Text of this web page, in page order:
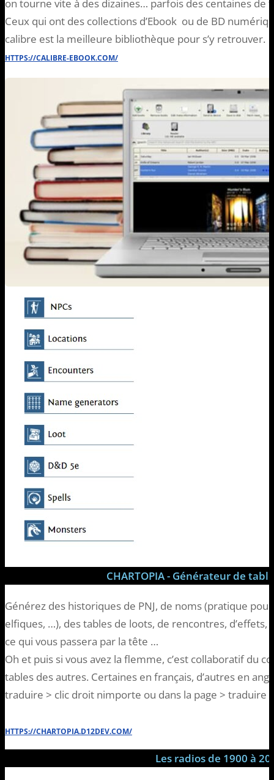
on tourne vite à des dizaines… parfois des centaines de
Ceux qui ont des collections d’Ebook ou de BD
calibre est la meilleure bibliothèque pour s’y retrouver.
HTTPS://CALIBRE-EBOOK.COM/
CHARTOPIA - Générateur de
Générez des historiques de PNJ, de noms (pratique
elfiques, …), des tables de loots, de rencontres,
ce qui vous passera par la tête …
Oh et puis si vous avez la flemme, c’est collaboratif du
tables des autres. Certaines en français, d’autres en
traduire > clic droit nimporte ou dans la page > traduire
HTTPS://CHARTOPIA.D12DEV.COM/
Les radios de 1900 à